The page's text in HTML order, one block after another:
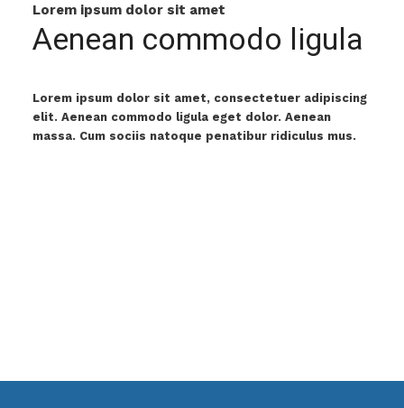
Lorem ipsum dolor sit amet
Aenean commodo ligula
Lorem ipsum dolor sit amet, consectetuer adipiscing
elit. Aenean commodo ligula eget dolor. Aenean
massa. Cum sociis natoque penatibur ridiculus mus.